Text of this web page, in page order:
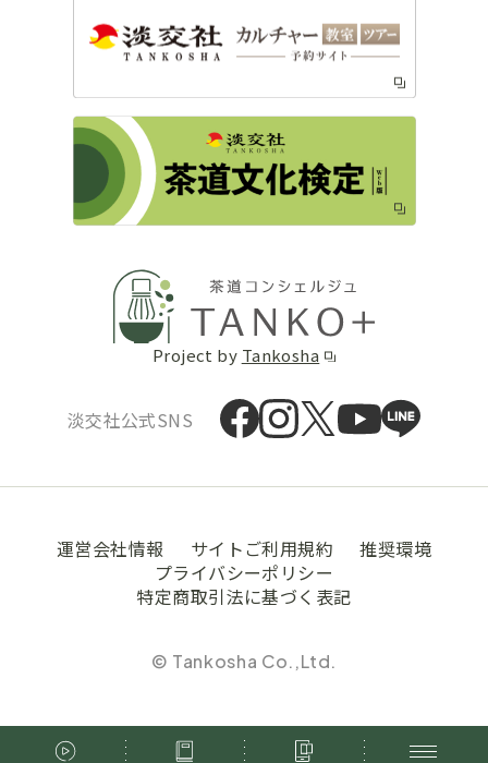
Project by Tankosha
淡交社公式SNS
運営会社情報 サイトご利用規約
推奨環境
プライバシーポリシー
特定商取引法に基づく表記
© Tankosha Co.,Ltd.